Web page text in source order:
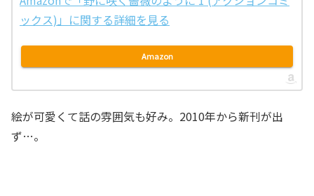
ックス)」に関する詳細を見る
Amazon
絵が可愛くて話の雰囲気も好み。2010年から新刊が出
ず…。